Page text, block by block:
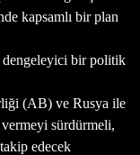
kapsamlı bir plan
dengeleyici bir politik
(AB) ve Rusya ile
sürdürmeli,
edecek